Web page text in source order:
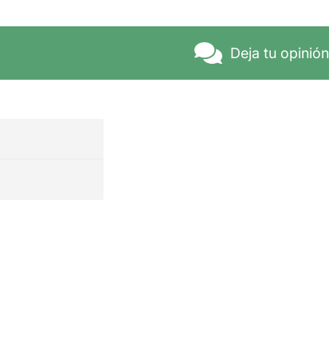
Deja tu opinión